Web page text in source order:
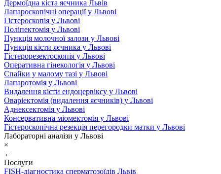
Дермоїдна кіста яєчника Львів
Лапароскопічні операції у Львові
Гістероскопія у Львові
Поліпектомія у Львові
Пункція молочної залози у Львові
Пункція кісти яєчника у Львові
Гістерорезектоскопія у Львові
Оперативна гінекологія у Львові
Спайки у малому тазі у Львові
Лапаротомія у Львові
Видалення кісти ендоцервіксу у Львові
Оваріектомія (видалення яєчників) у Львові
Аднексектомія у Львові
Консервативна міомектомія у Львові
Гістероскопічна резекція перегородки матки у Львові
Лабораторні аналізи у Львові
×
←
Послуги
FISH-діагностика сперматозоїдів Львів